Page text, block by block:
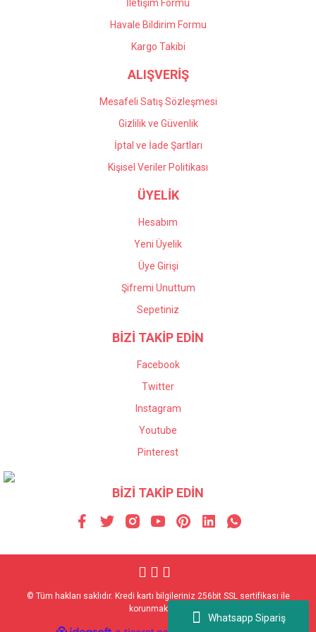
Whatsapp Sipariş
Gönder
İletişim Formu
Havale Bildirim Formu
Kargo Takibi
ALIŞVERİŞ
Mesafeli Satış Sözleşmesi
Gizlilik ve Güvenlik
İptal ve İade Şartları
Kişisel Veriler Politikası
ÜYELİK
Hesabım
Yeni Üyelik
Üye Girişi
Şifremi Unuttum
Sepetiniz
BİZİ TAKİP EDİN
Facebook
Twitter
Instagram
Youtube
Pinterest
BİZİ TAKİP EDİN
© Tüm hakları saklıdır. Kredi kartı bilgileriniz 256bit SSL sertifikası ile
korunmaktadır.